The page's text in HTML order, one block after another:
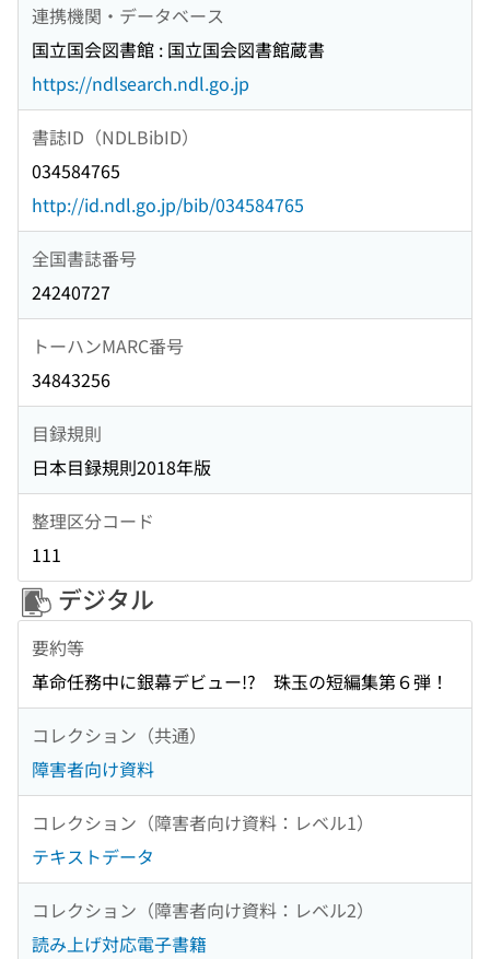
連携機関・データベース
国立国会図書館 : 国立国会図書館蔵書
https://ndlsearch.ndl.go.jp
書誌ID（NDLBibID）
034584765
http://id.ndl.go.jp/bib/034584765
全国書誌番号
24240727
トーハンMARC番号
34843256
目録規則
日本目録規則2018年版
整理区分コード
111
デジタル
要約等
革命任務中に銀幕デビュー!? 珠玉の短編集第６弾！
コレクション（共通）
障害者向け資料
コレクション（障害者向け資料：レベル1）
テキストデータ
コレクション（障害者向け資料：レベル2）
読み上げ対応電子書籍